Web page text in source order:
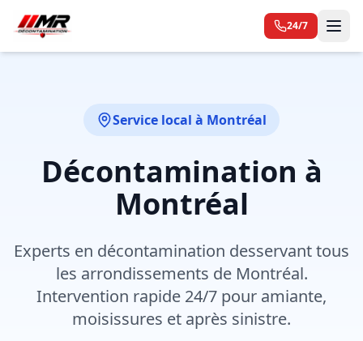
24/7
Service local à Montréal
Décontamination à
Montréal
Experts en décontamination desservant tous
les arrondissements de Montréal.
Intervention rapide 24/7 pour amiante,
moisissures et après sinistre.